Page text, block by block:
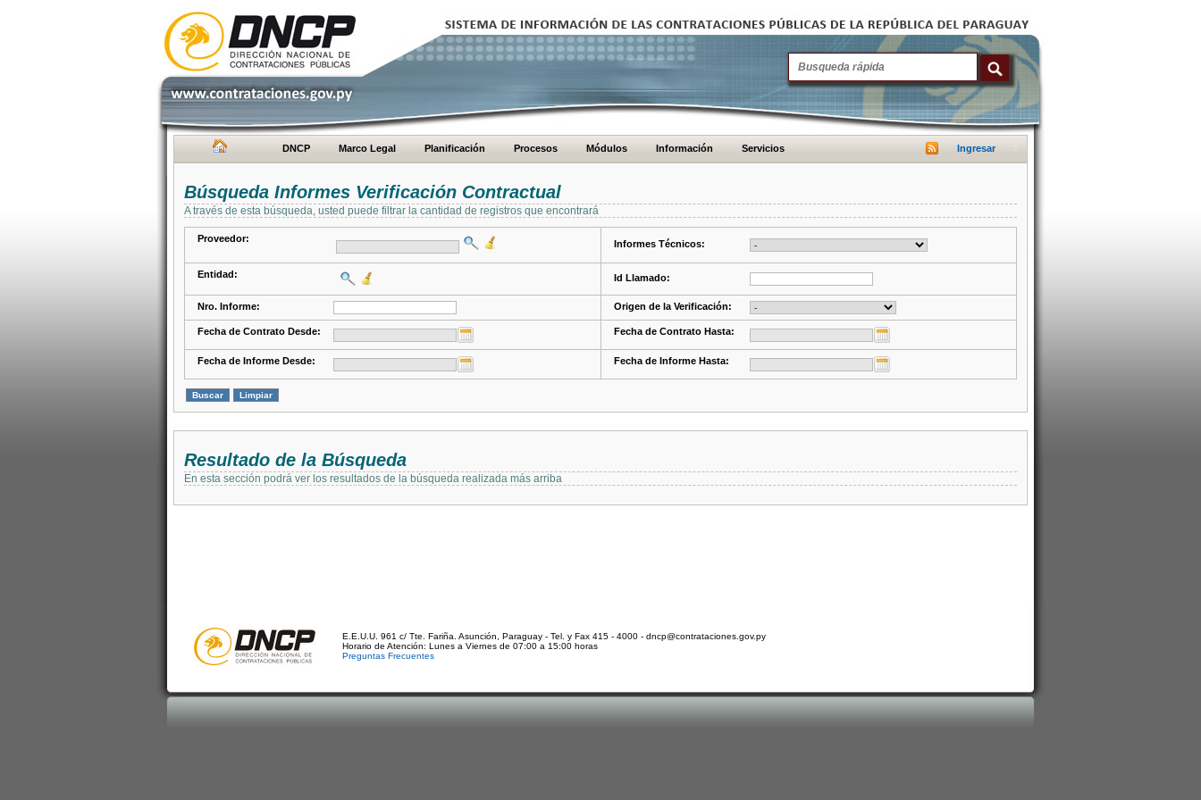
DNCP Marco Legal Planificación Procesos Módulos Información Servicios Ingresar
Búsqueda Informes Verificación Contractual
A través de esta búsqueda, usted puede filtrar la cantidad de registros que encontrará
Proveedor: Informes Técnicos:
Entidad: Id Llamado:
Nro. Informe: Origen de la Verificación:
Fecha de Contrato Desde: Fecha de Contrato Hasta:
Fecha de Informe Desde: Fecha de Informe Hasta:
Resultado de la Búsqueda
En esta sección podrá ver los resultados de la búsqueda realizada más arriba
E.E.U.U. 961 c/ Tte. Fariña. Asunción, Paraguay - Tel. y Fax 415 - 4000 - dncp@contrataciones.gov.py
Horario de Atención: Lunes a Viernes de 07:00 a 15:00 horas
Preguntas Frecuentes